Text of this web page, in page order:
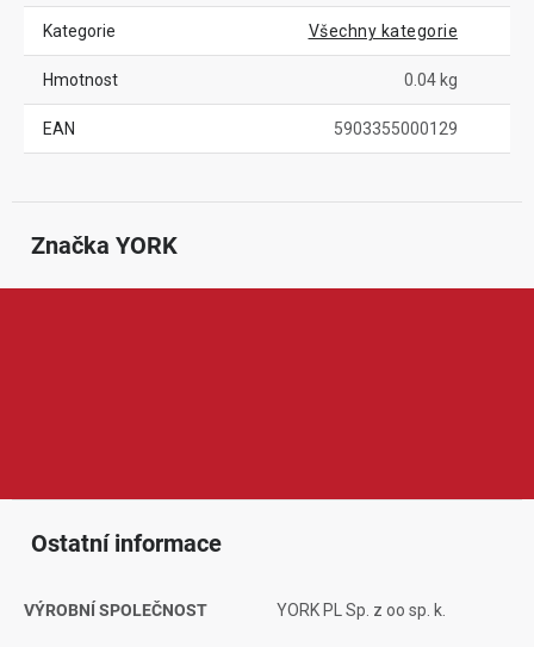
Kategorie Všechny kategorie
Hmotnost 0.04 kg
EAN 5903355000129
Značka YORK
Ostatní informace
VÝROBNÍ SPOLEČNOST YORK PL Sp. z oo sp. k.